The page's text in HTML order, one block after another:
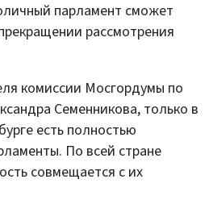
парламент сможет
рассмотрения
комиссии Мосгордумы по
Семенникова, только в
есть полностью
По всей стране
совмещается с их